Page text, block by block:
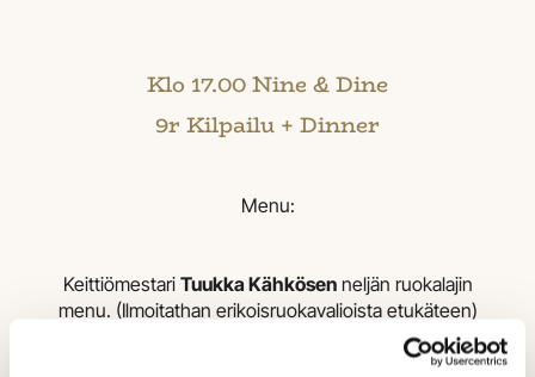
Klo 17.00 Nine & Dine
9r Kilpailu + Dinner
Menu:
Keittiömestari Tuukka Kähkösenneljän ruokalajin
menu. (Ilmoitathan erikoisruokavalioista etukäteen)
Uuden sadon perunapuuroa ja tryffeliä